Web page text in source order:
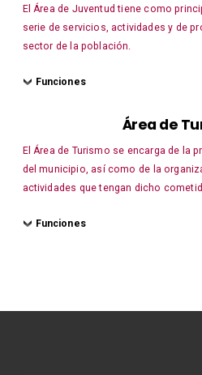
El Área de Juventud tiene como
serie de servicios, actividades y de
sector de la población.
Funciones
Área de
El Área de Turismo se encarga de la
del municipio, así como de la
actividades que tengan dicho
Funciones